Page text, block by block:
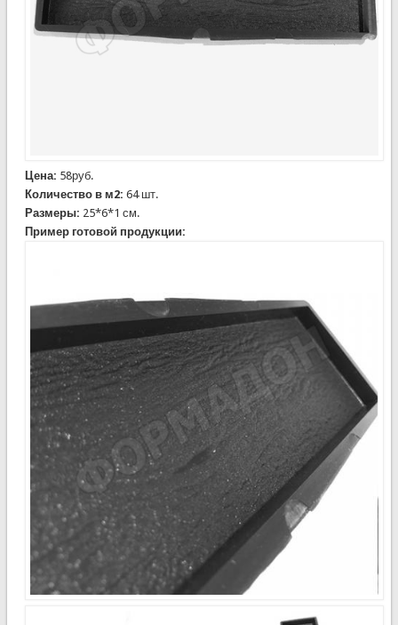
Цена: 58руб.
Количество в м2: 64 шт.
Размеры: 25*6*1 см.
Пример готовой продукции: